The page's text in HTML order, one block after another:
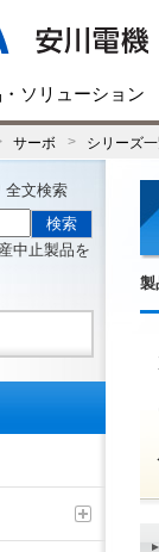
ソリューション
サーボ シリーズ
製
全文検索
中止製品を